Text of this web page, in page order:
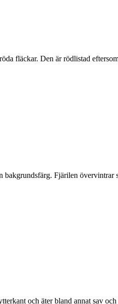
fläckar. Den är rödlistad
Fjärilen övervintrar
och äter bland annat sav